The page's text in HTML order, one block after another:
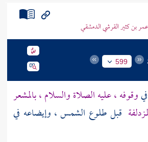
بن كثير القرشي الدمشقي
599
وقوفه ، عليه الصلاة والسلام ، بالمشعر
قبل طلوع الشمس ، وإيضاعه في